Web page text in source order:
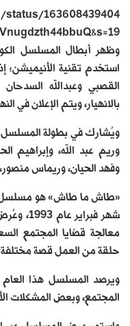
163608439404
وظهر أبطال المسلسل
استخدم تقنية الأنيميشن؛
القصبي وعبدالله
بالانهيار، ويتم الإعلان في
ويُشارك في بطولة المسلسل
وريم عبد الله، وإبراهيم
وفهد الحيان، وريماس
«طاش ما طاش» هو مسلسل
معالجة قضايا المجتمع
حلقة من العمل قصة
ويرصد المسلسل هذا العام
المجتمع، وبعض المشكلات